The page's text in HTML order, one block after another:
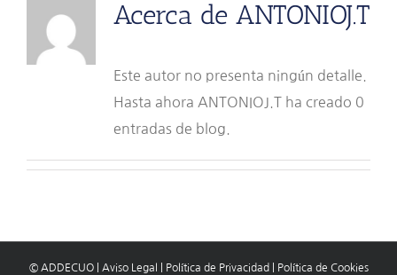
Acerca de ANTONIOJ.T
Este autor no presenta ningún detalle.
Hasta ahora ANTONIOJ.T ha creado 0
entradas de blog.
© ADDECUO Aviso Legal Política de Privacidad Política de Cookies